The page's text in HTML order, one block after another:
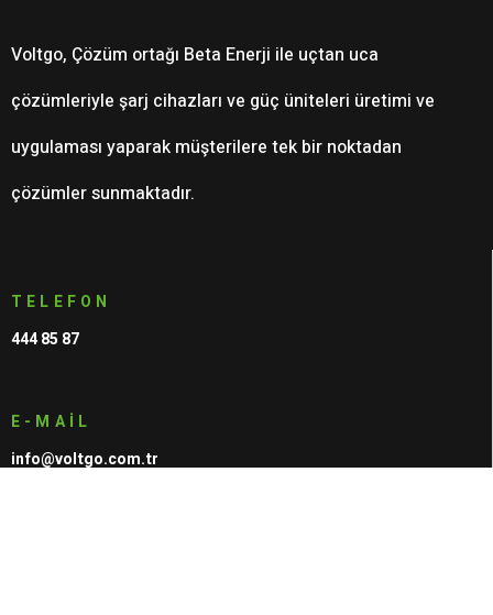
Voltgo, Çözüm ortağı Beta Enerji ile uçtan uca
çözümleriyle şarj cihazları ve güç üniteleri üretimi ve
uygulaması yaparak müşterilere tek bir noktadan
çözümler sunmaktadır.
TELEFON
444 85 87
E-MAIL
info@voltgo.com.tr